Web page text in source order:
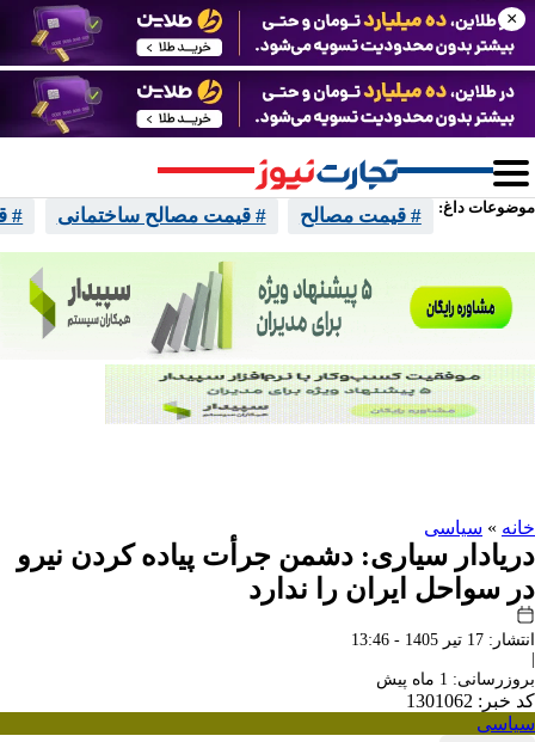
موضوعات داغ: # قیمت مصالح # قیمت مصالح ساختمانی #
×
خانه » سیاسی
دریادار سیاری: دشمن جرأت پیاده کردن نیرو
در سواحل ایران را ندارد
انتشار: 17 تیر 1405 - 13:46
بروزرسانی: 1 ماه پیش
کد خبر: 1301062
سیاسی